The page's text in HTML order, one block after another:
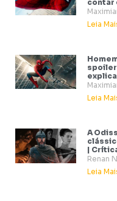
contar
Leia
Leia
A
|
Renan
Leia